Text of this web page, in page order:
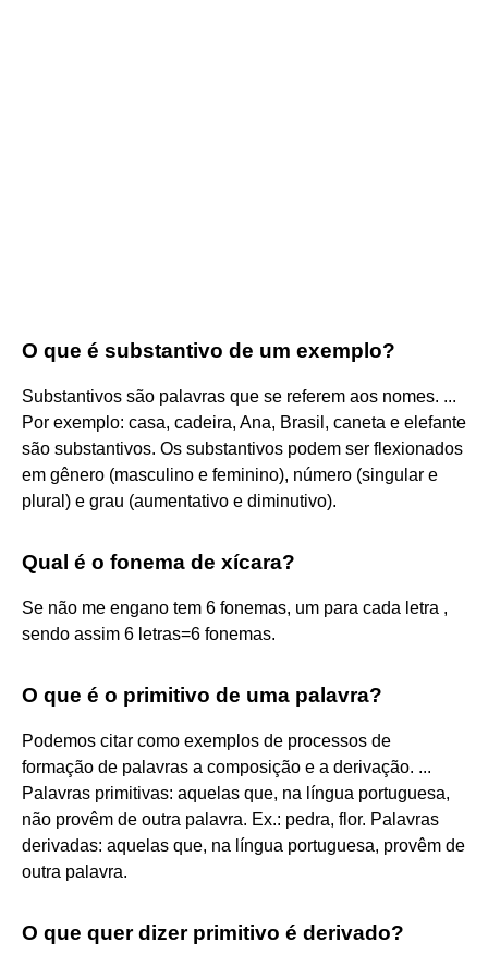
O que é substantivo de um exemplo?
Substantivos são palavras que se referem aos nomes. ...
Por exemplo: casa, cadeira, Ana, Brasil, caneta e elefante
são substantivos. Os substantivos podem ser flexionados
em gênero (masculino e feminino), número (singular e
plural) e grau (aumentativo e diminutivo).
Qual é o fonema de xícara?
Se não me engano tem 6 fonemas, um para cada letra ,
sendo assim 6 letras=6 fonemas.
O que é o primitivo de uma palavra?
Podemos citar como exemplos de processos de
formação de palavras a composição e a derivação. ...
Palavras primitivas: aquelas que, na língua portuguesa,
não provêm de outra palavra. Ex.: pedra, flor. Palavras
derivadas: aquelas que, na língua portuguesa, provêm de
outra palavra.
O que quer dizer primitivo é derivado?